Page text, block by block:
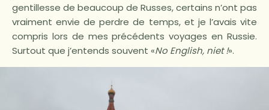
gentillesse de beaucoup de Russes, certains n’ont pas
vraiment envie de perdre de temps, et je l’avais vite
compris lors de mes précédents voyages en Russie.
Surtout que j’entends souvent «No English, niet !».